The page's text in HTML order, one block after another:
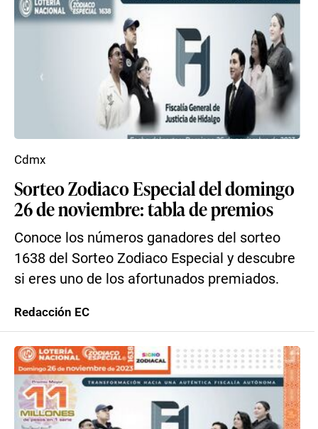
Sorteo Zodiaco Especial del domingo
26 de noviembre: tabla de premios
Conoce los números ganadores del sorteo
1638 del Sorteo Zodiaco Especial y descubre
si eres uno de los afortunados premiados.
Cdmx
Redacción EC